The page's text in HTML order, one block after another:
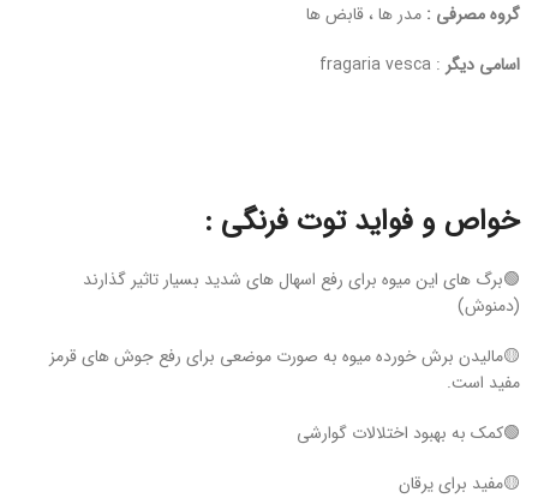
گروه مصرفی : مدر ها ، قابض ها
اسامی دیگر : fragaria vesca
خواص و فواید توت فرنگی :
🟢برگ های این میوه برای رفع اسهال های شدید بسیار تاثیر گذارند
(دمنوش)
🟡مالیدن برش خورده میوه به صورت موضعی برای رفع جوش های قرمز
مفید است.
🟢کمک به بهبود اختلالات گوارشی
🟡مفید برای یرقان